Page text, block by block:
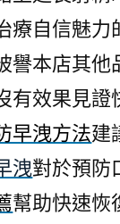
療自信魅力
譽本店其他
有效果見證
早洩方法建
洩對於預防
幫助快速恢